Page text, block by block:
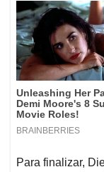
Para finalizar,